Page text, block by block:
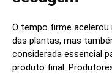
O tempo firme
das plantas, mas
considerada essencial
produto final.